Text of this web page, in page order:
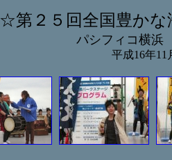
☆第２５回全国豊か
パシフィコ横浜
平成